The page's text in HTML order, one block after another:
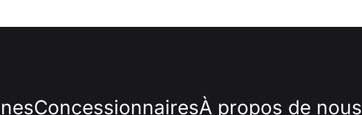
ConcessionnairesÀ propos de nous